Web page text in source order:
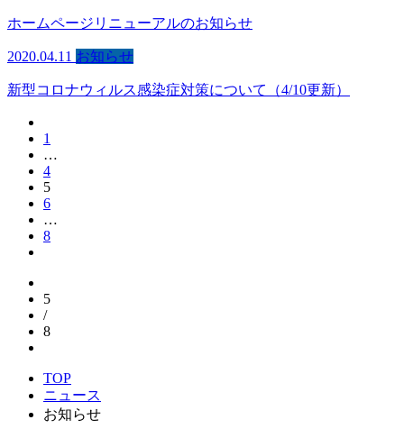
ホームページリニューアルのお知らせ
2020.04.11 お知らせ
新型コロナウィルス感染症対策について（4/10更新）
1
…
4
5
6
…
8
5
/
8
TOP
ニュース
お知らせ